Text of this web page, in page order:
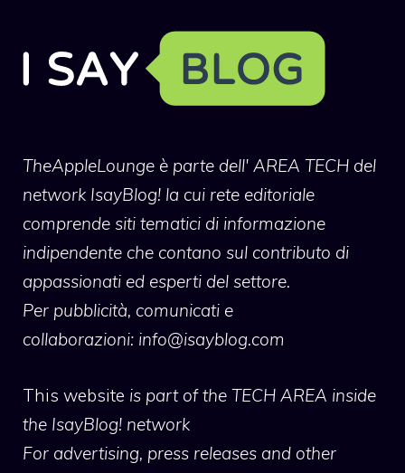
TheAppleLounge è parte dell' AREA TECH del
network IsayBlog! la cui rete editoriale
comprende siti tematici di informazione
indipendente che contano sul contributo di
appassionati ed esperti del settore.
Per pubblicità, comunicati e
collaborazioni: info@isayblog.com
This website is part of the TECH AREA inside
the IsayBlog! network
For advertising, press releases and other